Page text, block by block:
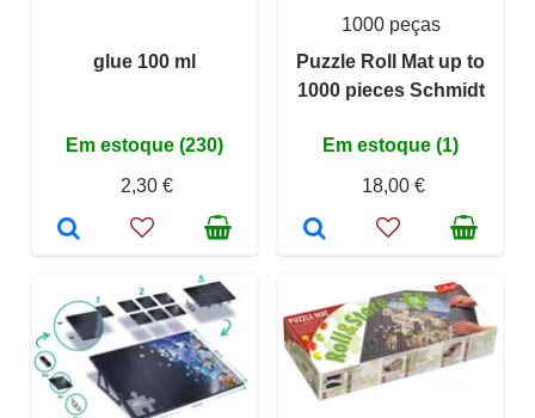
glue 100 ml
Em estoque (230)
2,30 €
1000 peças
Puzzle Roll Mat up to
1000 pieces Schmidt
Em estoque (1)
18,00 €